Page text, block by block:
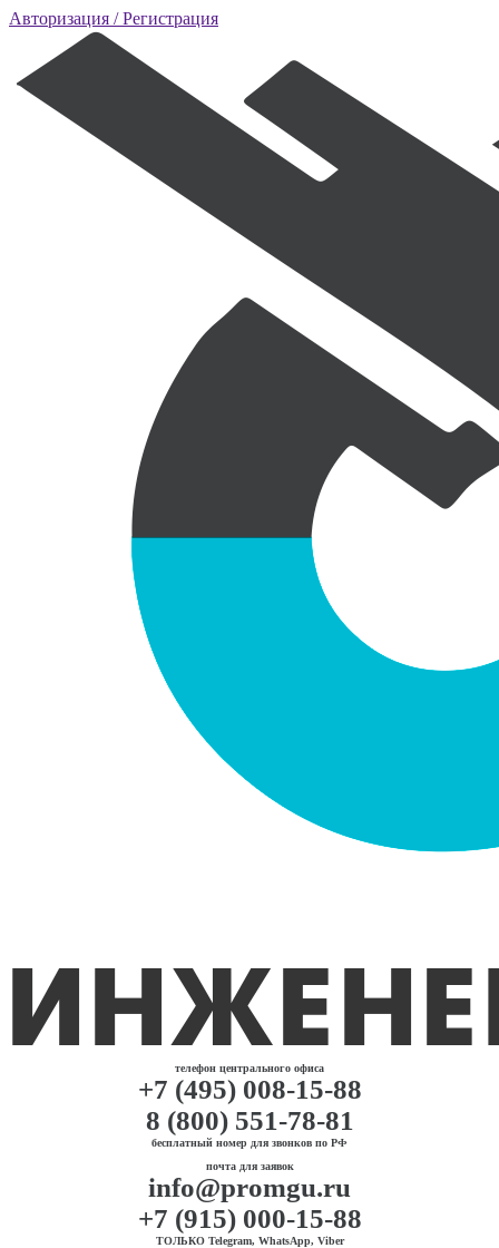
Авторизация / Регистрация
телефон центрального офиса
+7 (495) 008-15-88
8 (800) 551-78-81
бесплатный номер для звонков по РФ
почта для заявок
info@promgu.ru
+7 (915) 000-15-88
ТОЛЬКО Telegram, WhatsApp, Viber